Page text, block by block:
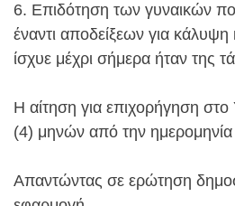
6. Επιδότηση των γυναικών
έναντι αποδείξεων για
ίσχυε μέχρι σήμερα ήταν της
Η αίτηση για επιχορήγηση
(4) μηνών από την
Απαντώντας σε ερώτηση